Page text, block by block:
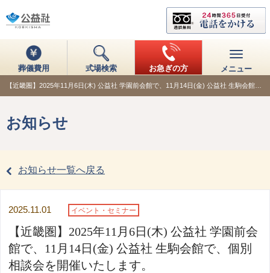
葬儀費用 式場検索 お急ぎの方 メニュー
【近畿圏】2025年11月6日(木) 公益社 学園前会館で、11月14日(金) 公益社 生駒会館…
お知らせ
お知らせ一覧へ戻る
2025.11.01 イベント・セミナー
【近畿圏】2025年11月6日(木) 公益社 学園前会
館で、11月14日(金) 公益社 生駒会館で、個別
相談会を開催いたします。